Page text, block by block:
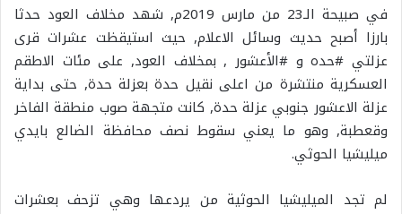
في صبيحة الـ23 من مارس 2019م, شهد مخلاف العود حدثا
بارزا أصبح حديث وسائل الاعلام, حيث استيقظت عشرات قرى
عزلتي #حده و #الأعشور , بمخلاف العود, على مئات الاطقم
العسكرية منتشرة من اعلى نقيل حدة بعزلة حدة, حتى بداية
عزلة الاعشور جنوبي عزلة حدة, كانت متجهة صوب منطقة الفاخر
وقعطبة, وهو ما يعني سقوط نصف محافظة الضالع بايدي
ميليشيا الحوثي.
لم تجد الميليشيا الحوثية من يردعها وهي تزحف بعشرات